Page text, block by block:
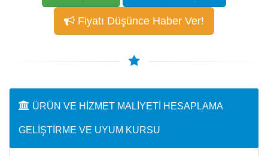
Fiyatı Düşünce Haber Ver!
ÜRÜN VE HIZMET MALIYETI HESAPLAMA
GELIŞTIRME VE UYUM KURSU